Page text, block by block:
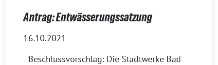
Antrag: Entwässerungssatzung
16.10.2021
Beschlussvorschlag: Die Stadtwerke Bad